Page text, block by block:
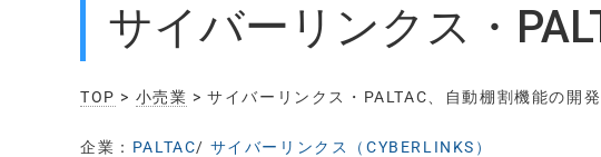
サイバーリンクス・
TOP > 小売業 > サイバーリンクス・PALTAC、自動棚割機能の開
企業： PALTAC/ サイバーリンクス（CYBERLINKS）